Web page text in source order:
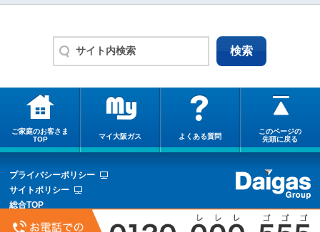
ご家庭のお客さま
TOP
マイ大阪ガス よくある質問
このページの
先頭に戻る
プライバシーポリシー
サイトポリシー
総合TOP
サイトマップ